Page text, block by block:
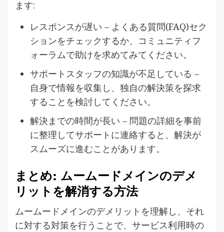
ます:
レスポンスが遅い – よくある質問(FAQ)セク
ションをチェックするか、コミュニティフ
ォーラムで助けを求めてみてください。
サポートスタッフの知識が不足している –
自身で情報を収集し、独自の解決策を探求
することを検討してください。
解決までの時間が長い – 問題の詳細を事前
に整理してサポートに連絡すると、解決が
スムーズに進むことがあります。
まとめ: ムームードメインのデメ
リットを解消する方法
ムームードメインのデメリットを理解し、それ
に対する対策を行うことで、サービス利用時の